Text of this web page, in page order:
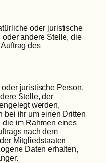
oder juristische
oder andere Stelle, die
des
juristische Person,
Stelle, der
werden,
bei ihr um einen Dritten
die im Rahmen eines
nach dem
Mitgliedstaaten
Daten erhalten,